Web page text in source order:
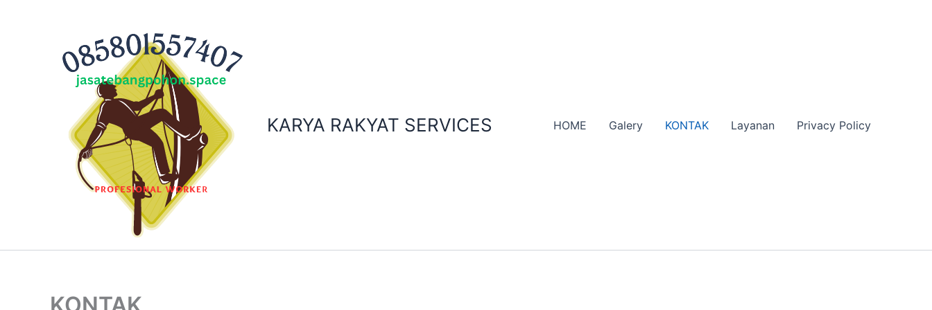
KARYA RAKYAT SERVICES HOME Galery KONTAK Layanan Privacy Policy